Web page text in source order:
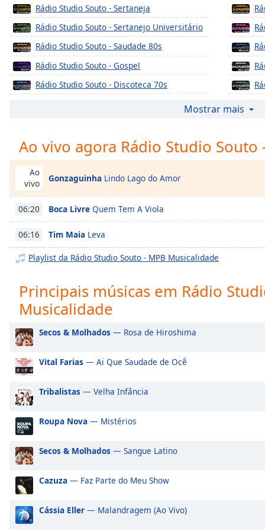
Chapters
Chapters
Descriptions
descriptions
off ,
selected
subtitles
settings
opens
subtitles
settings
dialog
subtitles
off,
selected
Picture-
Fullscreen
This
modal
window.
Beginning
dialog
window.
Escape
cancel
and
Rádio Studio Souto - Sertaneja
Rádio Studio Souto - Sertanejo Universitário
Rádio Studio Souto - Saudade 80s
Rádio Studio Souto - Gospel
Rádio Studio Souto - Discoteca 70s
Rádio Studio Souto - Boleros em Seresta
Rádio Studio Souto - Brega Hits
Rádio Studio Souto - Clube da Crianca
Rádio Studio Souto - Country
Rádio Studio Souto - Electro House
Rádio Studio Souto - Eurodance 90s
Rádio Studio Souto - Funk
Rádio Studio Souto - Hip Hop
Mostrar mais
Ao vivo agora Rádio Studio Souto
Ao
vivo
Gonzaguinha Lindo Lago do Amor
06:20 Boca Livre Quem Tem A Viola
06:16 Tim Maia Leva
Playlist da Rádio Studio Souto - MPB Musicalidade
Principais músicas em Rádio
Musicalidade
Secos & Molhados — Rosa de Hiroshima
Vital Farias — Ai Que Saudade de Ocê
Tribalistas — Velha Infância
Roupa Nova — Mistérios
Secos & Molhados — Sangue Latino
Cazuza — Faz Parte do Meu Show
Cássia Eller — Malandragem (Ao Vivo)